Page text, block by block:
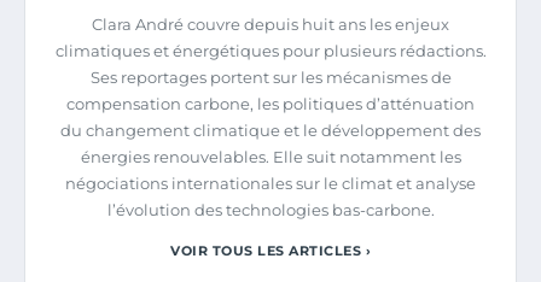
Clara André couvre depuis huit ans les enjeux
climatiques et énergétiques pour plusieurs rédactions.
Ses reportages portent sur les mécanismes de
compensation carbone, les politiques d’atténuation
du changement climatique et le développement des
énergies renouvelables. Elle suit notamment les
négociations internationales sur le climat et analyse
l’évolution des technologies bas-carbone.
VOIR TOUS LES ARTICLES ›